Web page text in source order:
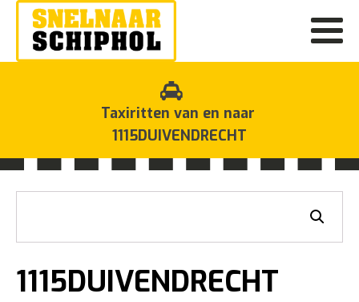
Taxiritten van en naar
1115DUIVENDRECHT
1115DUIVENDRECHT